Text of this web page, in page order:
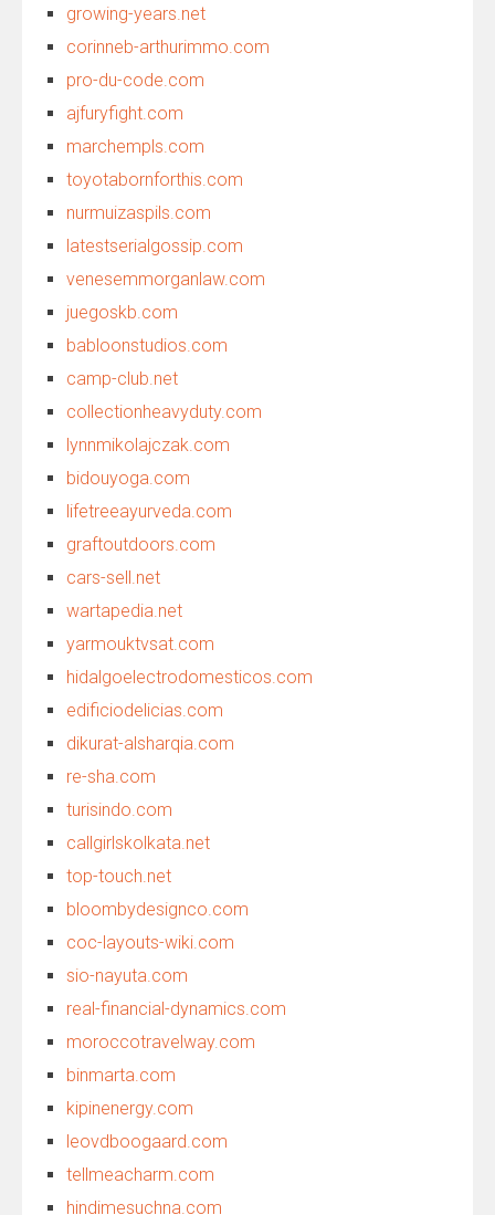
growing-years.net
corinneb-arthurimmo.com
pro-du-code.com
ajfuryfight.com
marchempls.com
toyotabornforthis.com
nurmuizaspils.com
latestserialgossip.com
venesemmorganlaw.com
juegoskb.com
babloonstudios.com
camp-club.net
collectionheavyduty.com
lynnmikolajczak.com
bidouyoga.com
lifetreeayurveda.com
graftoutdoors.com
cars-sell.net
wartapedia.net
yarmouktvsat.com
hidalgoelectrodomesticos.com
edificiodelicias.com
dikurat-alsharqia.com
re-sha.com
turisindo.com
callgirlskolkata.net
top-touch.net
bloombydesignco.com
coc-layouts-wiki.com
sio-nayuta.com
real-financial-dynamics.com
moroccotravelway.com
binmarta.com
kipinenergy.com
leovdboogaard.com
tellmeacharm.com
hindimesuchna.com